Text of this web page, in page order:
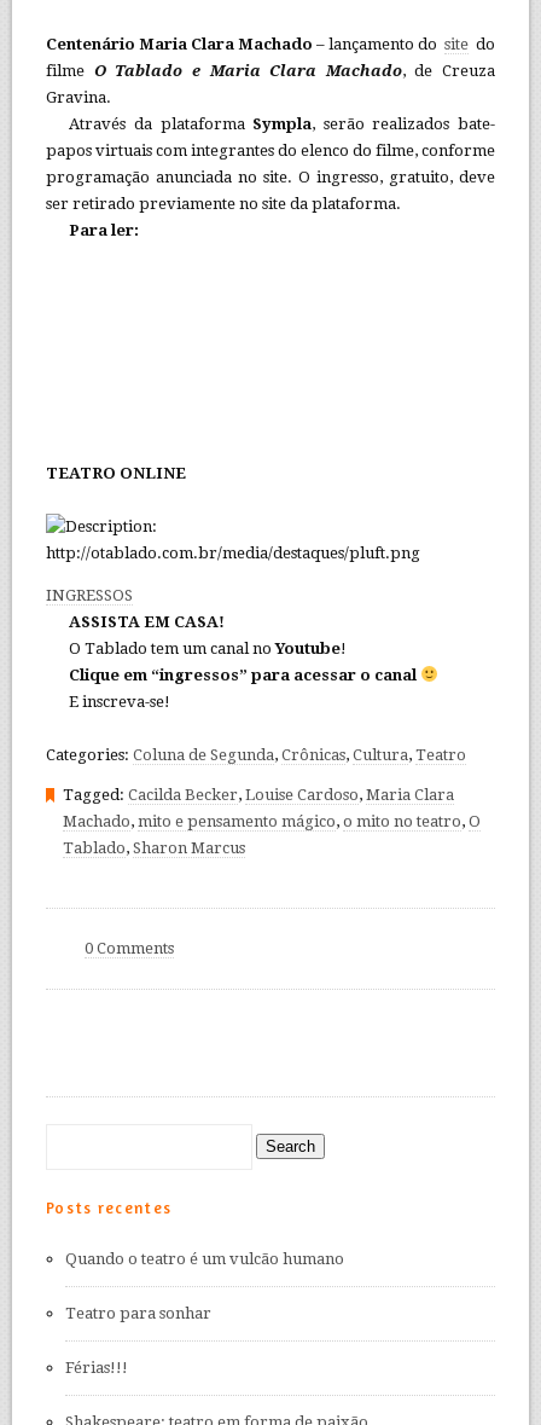
Centenário Maria Clara Machado – lançamento dosite do
filme O Tablado e Maria Clara Machado, de Creuza
Gravina.
Através da plataforma Sympla, serão realizados bate-
papos virtuais com integrantes do elenco do filme, conforme
programação anunciada no site. O ingresso, gratuito, deve
ser retirado previamente no site da plataforma.
Para ler:
TEATRO ONLINE
INGRESSOS
ASSISTA EM CASA!
O Tablado tem um canal noYoutube!
Clique em “ingressos” para acessar o canal
E inscreva-se!
Categories: Coluna de Segunda, Crônicas, Cultura, Teatro
Tagged: Cacilda Becker, Louise Cardoso, Maria Clara
Machado, mito e pensamento mágico, o mito no teatro, O
Tablado, Sharon Marcus
0 Comments
Posts recentes
Quando o teatro é um vulcão humano
Teatro para sonhar
Férias!!!